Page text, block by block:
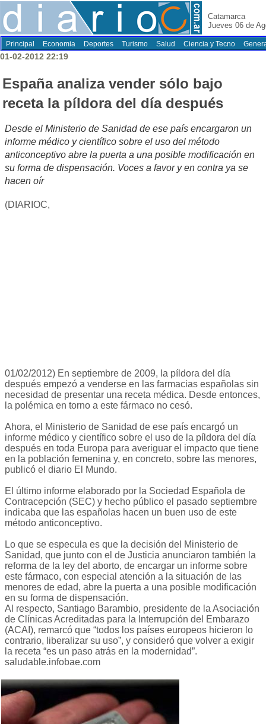
Catamarca
Jueves 06 de
Principal Economia Deportes Turismo Salud Ciencia y Tecno
01-02-2012 22:19
España analiza vender sólo bajo
receta la píldora del día después
Desde el Ministerio de Sanidad de ese país encargaron un
informe médico y científico sobre el uso del método
anticonceptivo abre la puerta a una posible modificación en
su forma de dispensación. Voces a favor y en contra ya se
hacen oír
(DIARIOC,
01/02/2012) En septiembre de 2009, la píldora del día
después empezó a venderse en las farmacias españolas sin
necesidad de presentar una receta médica. Desde entonces,
la polémica en torno a este fármaco no cesó.
Ahora, el Ministerio de Sanidad de ese país encargó un
informe médico y científico sobre el uso de la píldora del día
después en toda Europa para averiguar el impacto que tiene
en la población femenina y, en concreto, sobre las menores,
publicó el diario El Mundo.
El último informe elaborado por la Sociedad Española de
Contracepción (SEC) y hecho público el pasado septiembre
indicaba que las españolas hacen un buen uso de este
método anticonceptivo.
Lo que se especula es que la decisión del Ministerio de
Sanidad, que junto con el de Justicia anunciaron también la
reforma de la ley del aborto, de encargar un informe sobre
este fármaco, con especial atención a la situación de las
menores de edad, abre la puerta a una posible modificación
en su forma de dispensación.
Al respecto, Santiago Barambio, presidente de la Asociación
de Clínicas Acreditadas para la Interrupción del Embarazo
(ACAI), remarcó que “todos los países europeos hicieron lo
contrario, liberalizar su uso”, y consideró que volver a exigir
la receta “es un paso atrás en la modernidad”.
saludable.infobae.com